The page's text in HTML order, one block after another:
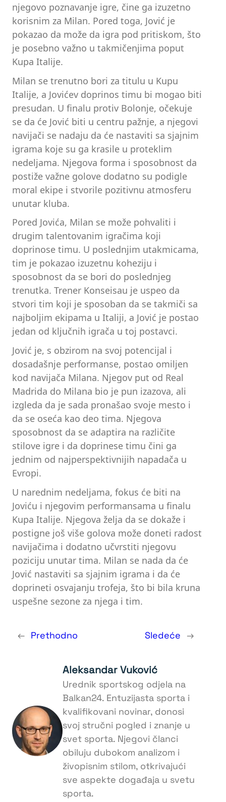
njegovo poznavanje igre, čine ga izuzetno
korisnim za Milan. Pored toga, Jović je
pokazao da može da igra pod pritiskom, što
je posebno važno u takmičenjima poput
Kupa Italije.
Milan se trenutno bori za titulu u Kupu
Italije, a Jovićev doprinos timu bi mogao biti
presudan. U finalu protiv Bolonje, očekuje
se da će Jović biti u centru pažnje, a njegovi
navijači se nadaju da će nastaviti sa sjajnim
igrama koje su ga krasile u proteklim
nedeljama. Njegova forma i sposobnost da
postiže važne golove dodatno su podigle
moral ekipe i stvorile pozitivnu atmosferu
unutar kluba.
Pored Jovića, Milan se može pohvaliti i
drugim talentovanim igračima koji
doprinose timu. U poslednjim utakmicama,
tim je pokazao izuzetnu koheziju i
sposobnost da se bori do poslednjeg
trenutka. Trener Konseisau je uspeo da
stvori tim koji je sposoban da se takmiči sa
najboljim ekipama u Italiji, a Jović je postao
jedan od ključnih igrača u toj postavci.
Jović je, s obzirom na svoj potencijal i
dosadašnje performanse, postao omiljen
kod navijača Milana. Njegov put od Real
Madrida do Milana bio je pun izazova, ali
izgleda da je sada pronašao svoje mesto i
da se oseća kao deo tima. Njegova
sposobnost da se adaptira na različite
stilove igre i da doprinese timu čini ga
jednim od najperspektivnijih napadača u
Evropi.
U narednim nedeljama, fokus će biti na
Joviću i njegovim performansama u finalu
Kupa Italije. Njegova želja da se dokaže i
postigne još više golova može doneti radost
navijačima i dodatno učvrstiti njegovu
poziciju unutar tima. Milan se nada da će
Jović nastaviti sa sjajnim igrama i da će
doprineti osvajanju trofeja, što bi bila kruna
uspešne sezone za njega i tim.
← Prethodno Sledeće →
Aleksandar Vuković
Urednik sportskog odjela na
Balkan24. Entuzijasta sporta i
kvalifikovani novinar, donosi
svoj stručni pogled i znanje u
svet sporta. Njegovi članci
obiluju dubokom analizom i
živopisnim stilom, otkrivajući
sve aspekte događaja u svetu
sporta.